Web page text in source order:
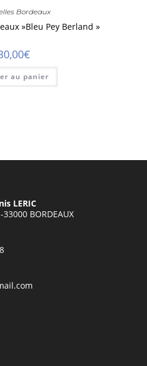
Bordeaux
»Bleu Pey Berland »
€
au panier
LERIC
BORDEAUX